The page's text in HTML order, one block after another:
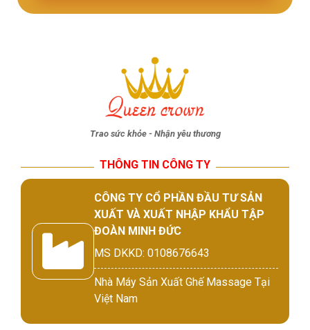
Trao sức khỏe - Nhận yêu thương
THÔNG TIN CÔNG TY
CÔNG TY CỔ PHẦN ĐẦU TƯ SẢN
XUẤT VÀ XUẤT NHẬP KHẨU TẬP
ĐOÀN MINH ĐỨC
MS DKKD: 0108676643
Nhà Máy Sản Xuất Ghế Massage Tại
Việt Nam